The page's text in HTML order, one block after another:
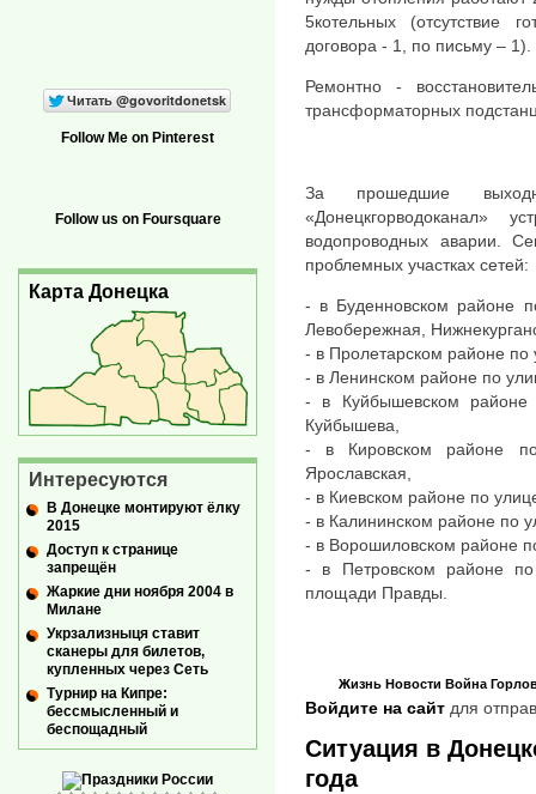
5котельных (отсутствие
договора - 1, по письму – 1).
Ремонтно -
трансформаторных
За прошедшие
«Донецкгорводоканал»
водопроводных аварии.
проблемных участках сетей:
- в Буденновском районе
Левобережная,
- в Пролетарском районе
- в Ленинском районе по
- в Куйбышевском районе
Куйбышева,
- в Кировском районе по
Ярославская,
- в Киевском районе по
- в Калининском районе по
- в Ворошиловском районе
- в Петровском районе по
площади Правды.
Жизнь Новости Война
Войдите на сайт для
Ситуация в
года
Follow Me on Pinterest
Follow us on Foursquare
Карта Донецка
Интересуются
В Донецке монтируют ёлку
2015
Доступ к странице
запрещён
Жаркие дни ноября 2004 в
Милане
Укрзализныця ставит
сканеры для билетов,
купленных через Сеть
Турнир на Кипре:
бессмысленный и
беспощадный